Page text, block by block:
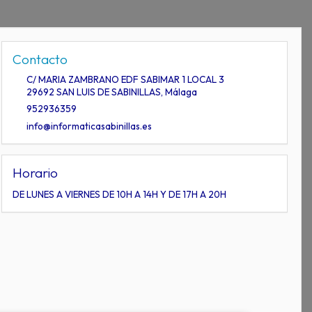
Contacto
C/ MARIA ZAMBRANO EDF SABIMAR 1 LOCAL 3
29692 SAN LUIS DE SABINILLAS, Málaga
952936359
info@informaticasabinillas.es
Horario
DE LUNES A VIERNES DE 10H A 14H Y DE 17H A 20H